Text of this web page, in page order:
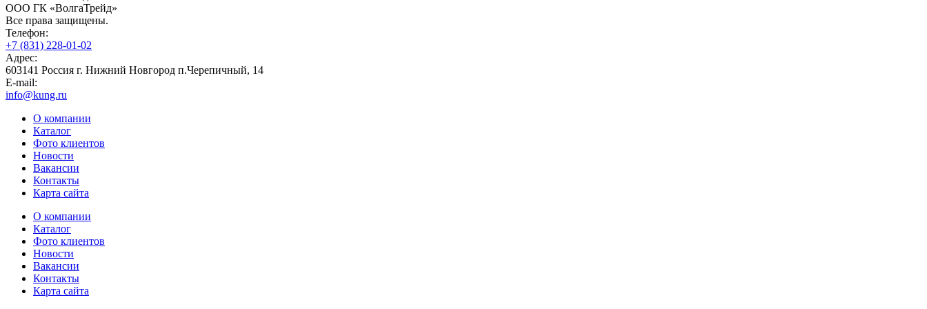
ООО ГК «ВолгаТрейд»
Все права защищены.
Телефон:
+7 (831) 228-01-02
Адрес:
603141 Россия г. Нижний Новгород п.Черепичный, 14
E-mail:
info@kung.ru
О компании
Каталог
Фото клиентов
Новости
Вакансии
Контакты
Карта сайта
О компании
Каталог
Фото клиентов
Новости
Вакансии
Контакты
Карта сайта